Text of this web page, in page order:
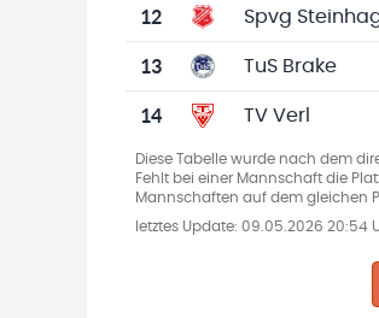
12 Spvg
13 TuS Brake
14 TV Verl
Diese Tabelle wurde nach dem
Fehlt bei einer Mannschaft die
Mannschaften auf dem gleichen
letztes Update: 09.05.2026 20:54